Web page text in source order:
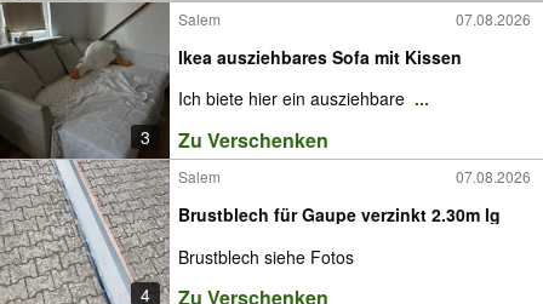
3
Salem 07.08.2026
Ikea ausziehbares Sofa mit Kissen
Ich biete hier ein ausziehbare ...
Zu Verschenken
4
Salem 07.08.2026
Brustblech für Gaupe verzinkt 2.30m lg
Brustblech siehe Fotos
Zu Verschenken